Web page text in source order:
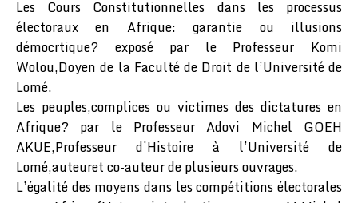
Les Cours Constitutionnelles dans les processus
électoraux en Afrique: garantie ou illusions
démocrtique? exposé par le Professeur Komi
Wolou,Doyen de la Faculté de Droit de l’Université de
Lomé.
Les peuples,complices ou victimes des dictatures en
Afrique? par le Professeur Adovi Michel GOEH
AKUE,Professeur d’Histoire à l’Université de
Lomé,auteuret co-auteur de plusieurs ouvrages.
L’égalité des moyens dans les compétitions électorales